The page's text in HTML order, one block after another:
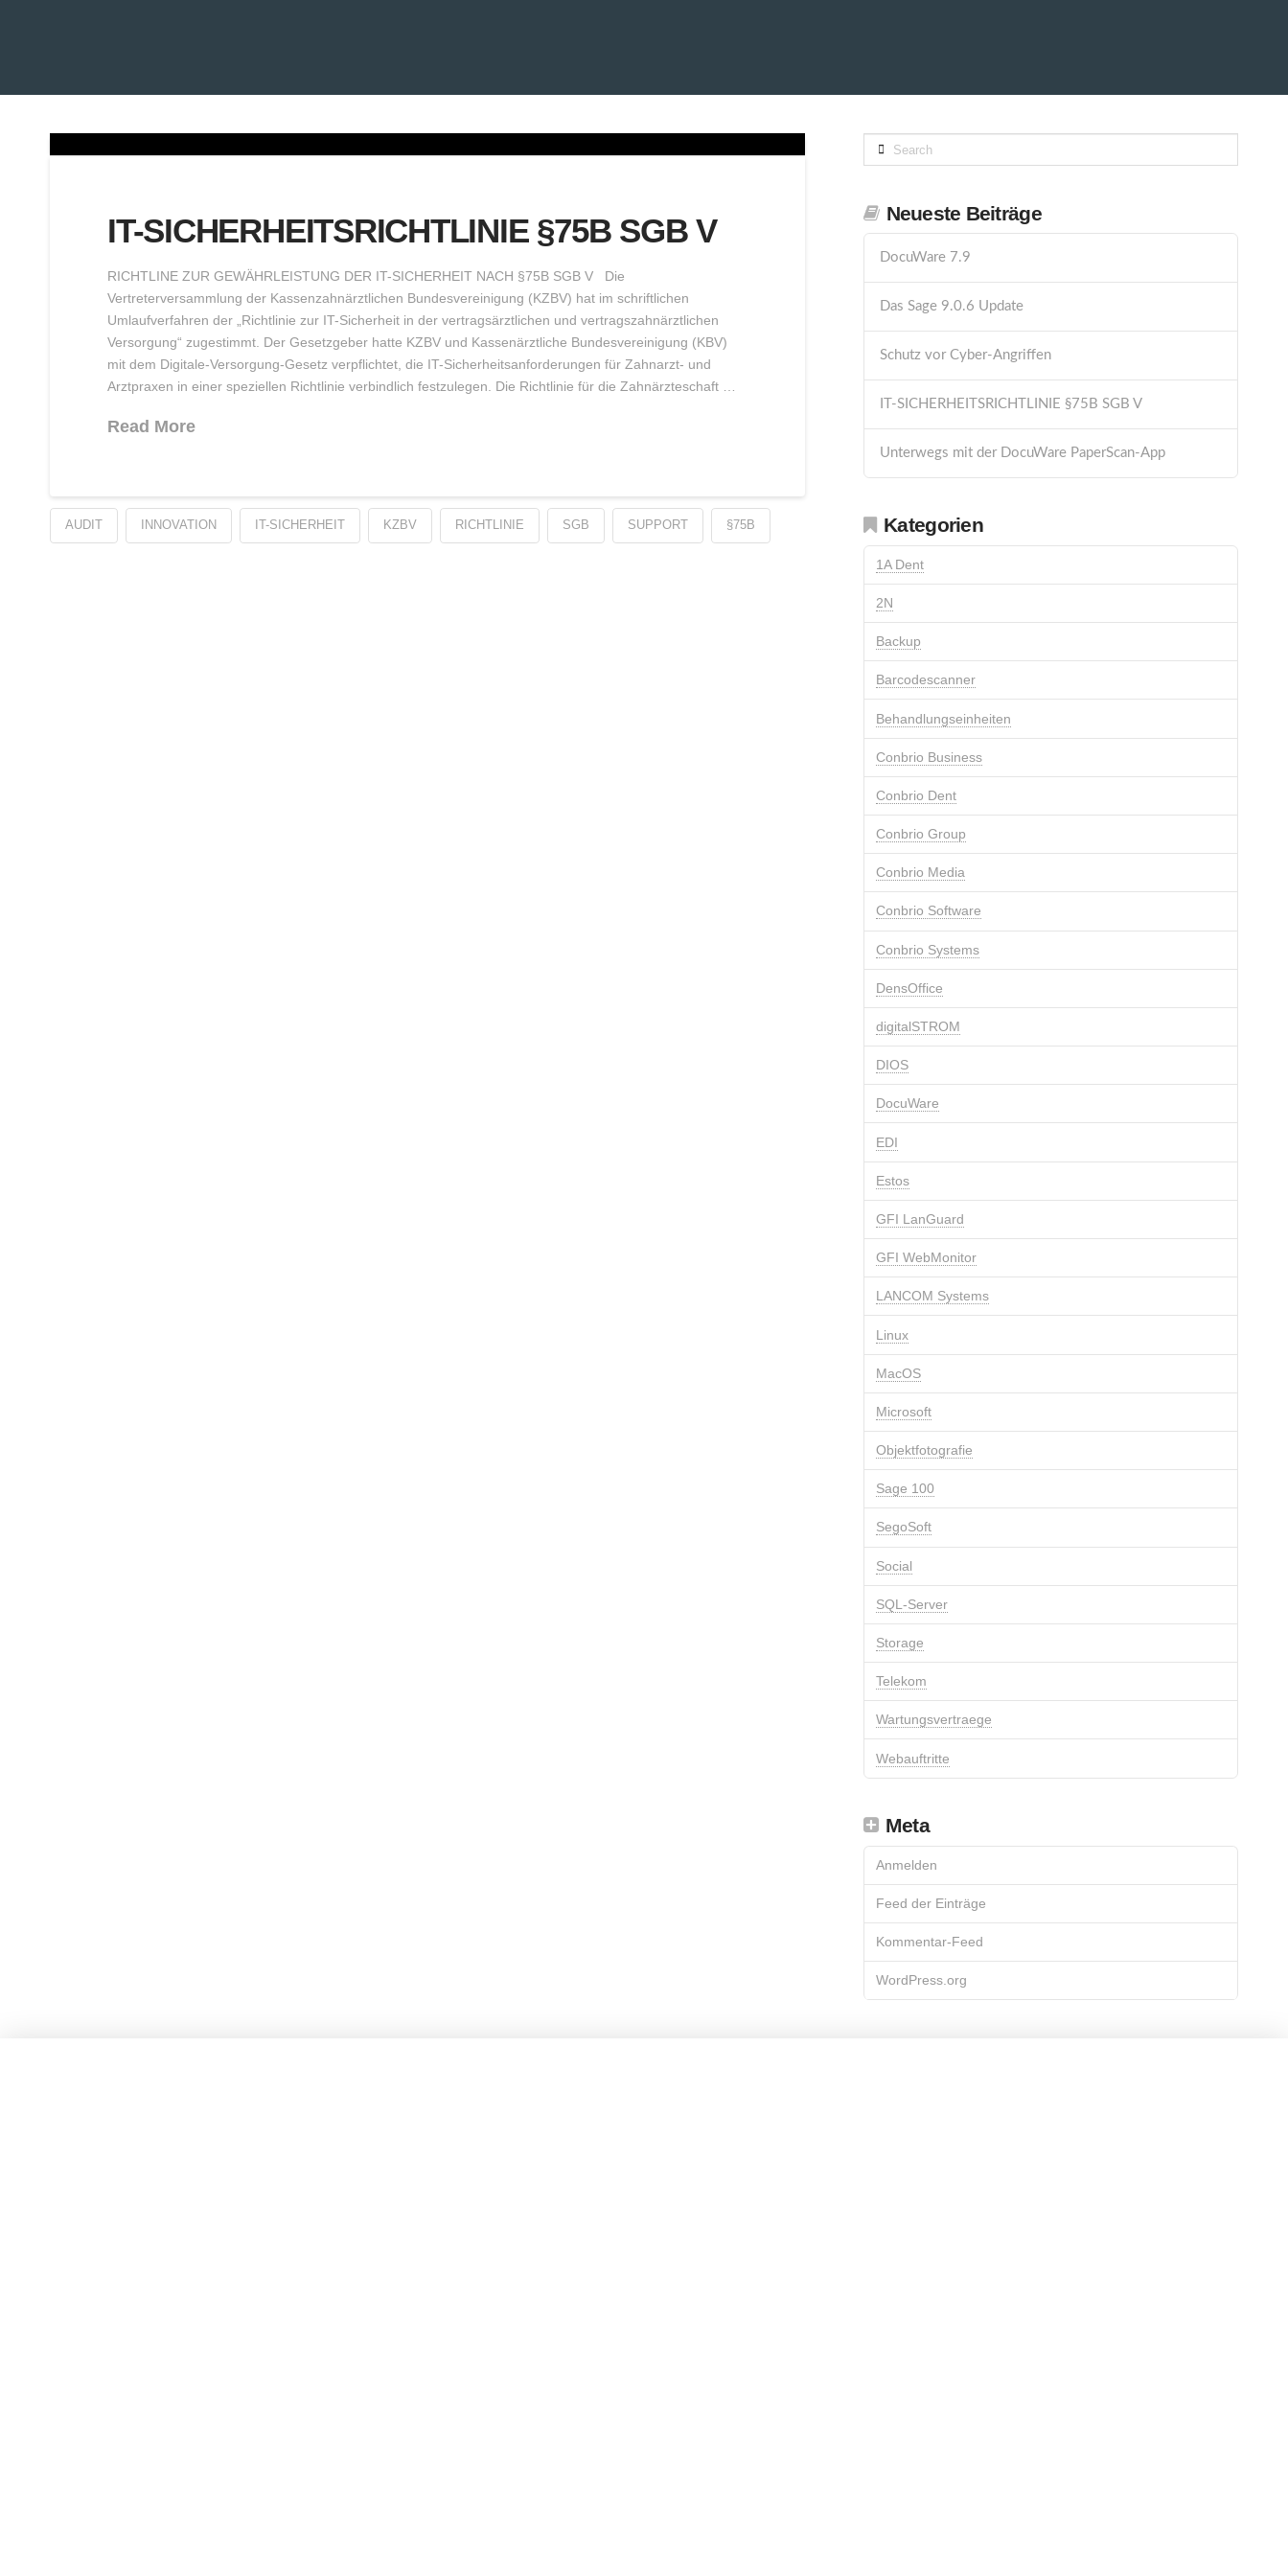
IT-SICHERHEITSRICHTLINIE §75B SGB V
RICHTLINE ZUR GEWÄHRLEISTUNG DER IT-SICHERHEIT NACH §75B SGB V Die
Vertreterversammlung der Kassenzahnärztlichen Bundesvereinigung (KZBV) hat im schriftlichen
Umlaufverfahren der „Richtlinie zur IT-Sicherheit in der vertragsärztlichen und vertragszahnärztlichen
Versorgung“ zugestimmt. Der Gesetzgeber hatte KZBV und Kassenärztliche Bundesvereinigung (KBV)
mit dem Digitale-Versorgung-Gesetz verpflichtet, die IT-Sicherheitsanforderungen für Zahnarzt- und
Arztpraxen in einer speziellen Richtlinie verbindlich festzulegen. Die Richtlinie für die Zahnärzteschaft …
Read More
AUDIT INNOVATION IT-SICHERHEIT KZBV RICHTLINIE SGB SUPPORT §75B
Search
Neueste Beiträge
DocuWare 7.9
Das Sage 9.0.6 Update
Schutz vor Cyber-Angriffen
IT-SICHERHEITSRICHTLINIE §75B SGB V
Unterwegs mit der DocuWare PaperScan-App
Kategorien
1A Dent
2N
Backup
Barcodescanner
Behandlungseinheiten
Conbrio Business
Conbrio Dent
Conbrio Group
Conbrio Media
Conbrio Software
Conbrio Systems
DensOffice
digitalSTROM
DIOS
DocuWare
EDI
Estos
GFI LanGuard
GFI WebMonitor
LANCOM Systems
Linux
MacOS
Microsoft
Objektfotografie
Sage 100
SegoSoft
Social
SQL-Server
Storage
Telekom
Wartungsvertraege
Webauftritte
Meta
Anmelden
Feed der Einträge
Kommentar-Feed
WordPress.org